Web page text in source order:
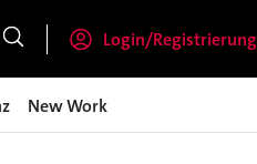
Login/Registrierung
New Work